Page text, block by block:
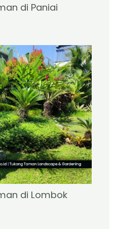
di Paniai
di Lombok